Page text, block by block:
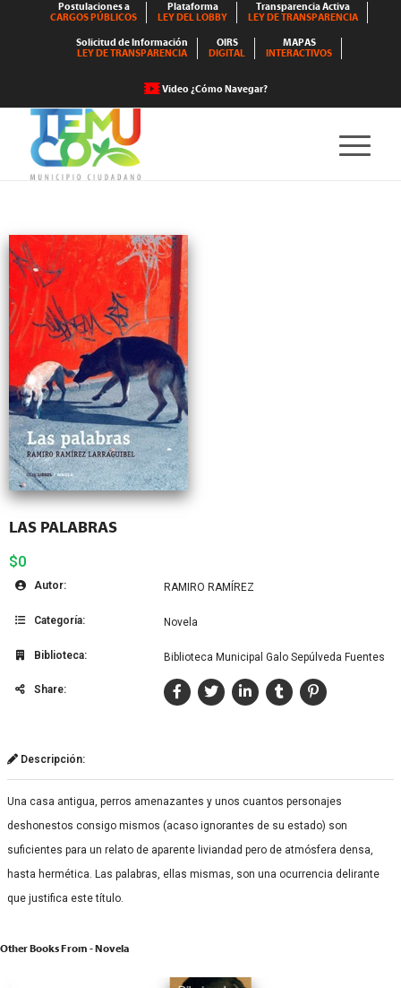
Postulaciones a
CARGOS PÚBLICOS
Plataforma
LEY DEL LOBBY
Transparencia Activa
LEY DE TRANSPARENCIA
Solicitud de Información
LEY DE TRANSPARENCIA
OIRS
DIGITAL
MAPAS
INTERACTIVOS
Video ¿Cómo Navegar?
LAS PALABRAS
$0
Autor: RAMIRO RAMÍREZ
Categoría: Novela
Biblioteca: Biblioteca Municipal Galo Sepúlveda Fuentes
Share:
Descripción:
Una casa antigua, perros amenazantes y unos cuantos personajes
deshonestos consigo mismos (acaso ignorantes de su estado) son
suficientes para un relato de aparente liviandad pero de atmósfera densa,
hasta hermética. Las palabras, ellas mismas, son una ocurrencia delirante
que justifica este título.
Other Books From - Novela